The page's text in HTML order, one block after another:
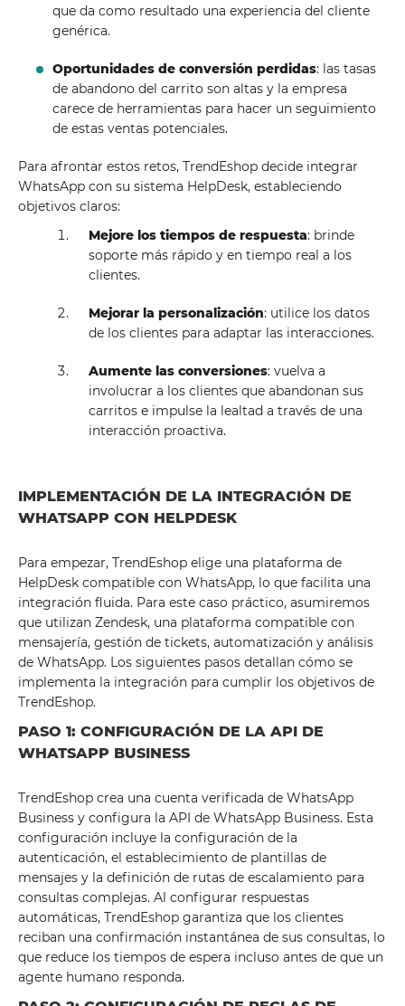
que da como resultado una experiencia del cliente
genérica.
Oportunidades de conversión perdidas: las tasas
de abandono del carrito son altas y la empresa
carece de herramientas para hacer un seguimiento
de estas ventas potenciales.
Para afrontar estos retos, TrendEshop decide integrar
WhatsApp con su sistema HelpDesk, estableciendo
objetivos claros:
Mejore los tiempos de respuesta: brinde
soporte más rápido y en tiempo real a los
clientes.
Mejorar la personalización: utilice los datos
de los clientes para adaptar las interacciones.
Aumente las conversiones: vuelva a
involucrar a los clientes que abandonan sus
carritos e impulse la lealtad a través de una
interacción proactiva.
IMPLEMENTACIÓN DE LA INTEGRACIÓN DE
WHATSAPP CON HELPDESK
Para empezar, TrendEshop elige una plataforma de
HelpDesk compatible con WhatsApp, lo que facilita una
integración fluida. Para este caso práctico, asumiremos
que utilizan Zendesk, una plataforma compatible con
mensajería, gestión de tickets, automatización y análisis
de WhatsApp. Los siguientes pasos detallan cómo se
implementa la integración para cumplir los objetivos de
TrendEshop.
PASO 1: CONFIGURACIÓN DE LA API DE
WHATSAPP BUSINESS
TrendEshop crea una cuenta verificada de WhatsApp
Business y configura la API de WhatsApp Business. Esta
configuración incluye la configuración de la
autenticación, el establecimiento de plantillas de
mensajes y la definición de rutas de escalamiento para
consultas complejas. Al configurar respuestas
automáticas, TrendEshop garantiza que los clientes
reciban una confirmación instantánea de sus consultas, lo
que reduce los tiempos de espera incluso antes de que un
agente humano responda.